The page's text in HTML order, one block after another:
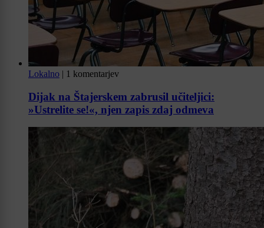
Lokalno | 1 komentarjev
Dijak na Štajerskem zabrusil učiteljici:
»Ustrelite se!«, njen zapis zdaj odmeva